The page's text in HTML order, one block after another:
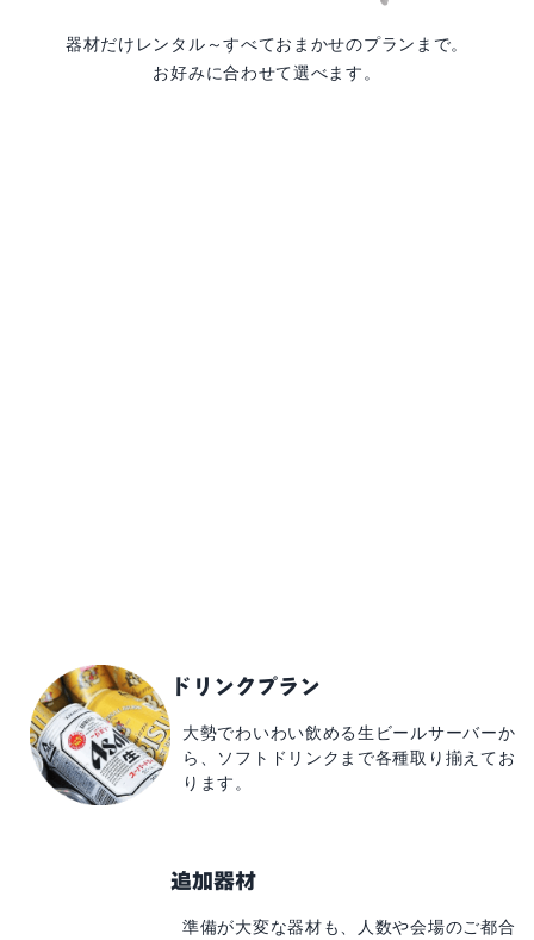
器材だけレンタル～すべておまかせのプランまで。
お好みに合わせて選べます。
ドリンクプラン
大勢でわいわい飲める生ビールサーバーか
ら、 ソフトドリンクまで各種取り揃えてお
ります。
追加器材
準備が大変な器材も、
人数や会場のご都合